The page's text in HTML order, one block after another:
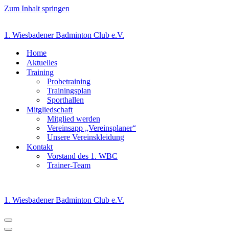
Zum Inhalt springen
1. Wiesbadener Badminton Club e.V.
Home
Aktuelles
Training
Probetraining
Trainingsplan
Sporthallen
Mitgliedschaft
Mitglied werden
Vereinsapp „Vereinsplaner“
Unsere Vereinskleidung
Kontakt
Vorstand des 1. WBC
Trainer-Team
1. Wiesbadener Badminton Club e.V.
Navigationsmenü
Navigationsmenü